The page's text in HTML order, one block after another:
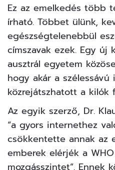
Ez az emelkedés több
írható. Többet ülünk,
egészségtelenebbül
címszavak ezek. Egy új
ausztrál egyetem
hogy akár a
közrejátszhatott a kilók
Az egyik szerző, Dr.
“a gyors internethez
csökkentette annak az
emberek elérjék a
mozgásszintet”. Ennek